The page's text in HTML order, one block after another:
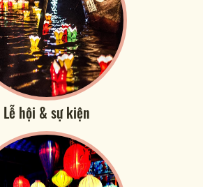
Lễ hội & sự kiện